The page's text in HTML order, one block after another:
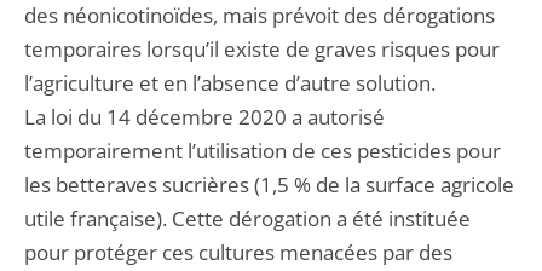
des néonicotinoïdes, mais prévoit des dérogations
temporaires lorsqu’il existe de graves risques pour
l’agriculture et en l’absence d’autre solution.
La loi du 14 décembre 2020 a autorisé
temporairement l’utilisation de ces pesticides pour
les betteraves sucrières (1,5 % de la surface agricole
utile française). Cette dérogation a été instituée
pour protéger ces cultures menacées par des